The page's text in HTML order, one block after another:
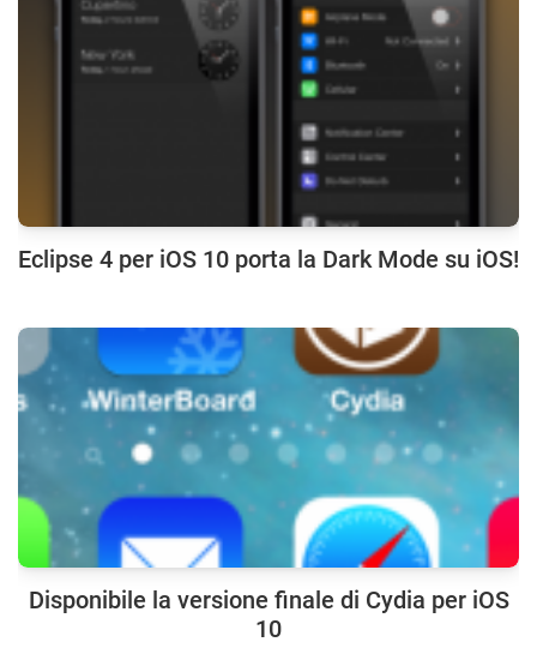
Eclipse 4 per iOS 10 porta la Dark Mode su iOS!
Disponibile la versione finale di Cydia per iOS
10